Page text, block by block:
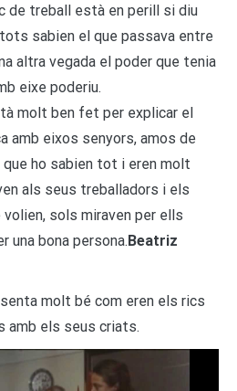
de treball està en perill si diu
sabien el que passava entre
altra vegada el poder que tenia
eixe poderiu.
molt ben fet per explicar el
amb eixos senyors, amos de
ho sabien tot i eren molt
als seus treballadors i els
volien, sols miraven per ells
una bona persona.Beatriz
molt bé com eren els rics
amb els seus criats.